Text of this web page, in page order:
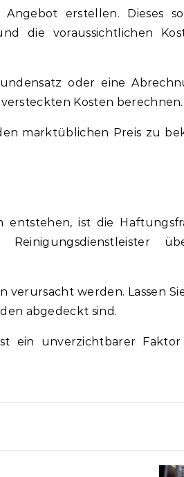
erstellen. Dieses
die voraussichtlichen
oder eine
Kosten berechnen.
marktüblichen Preis zu
entstehen, ist die
werden. Lassen
abgedeckt sind.
ein unverzichtbarer